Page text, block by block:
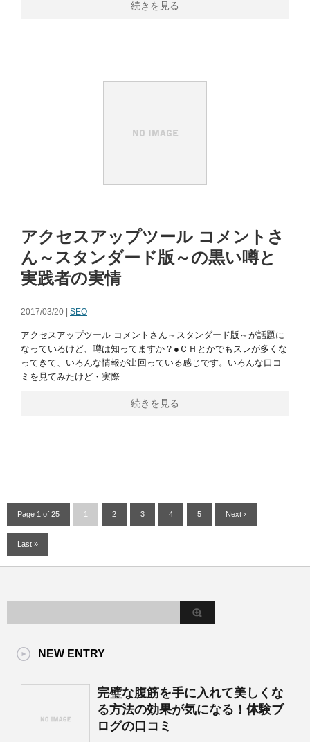
続きを見る
アクセスアップツール コメントさ
ん～スタンダード版～の黒い噂と
実践者の実情
2017/03/20 | SEO
アクセスアップツール コメントさん～スタンダード版～が話題に
なっているけど、噂は知ってますか？●ＣＨとかでもスレが多くな
ってきて、いろんな情報が出回っている感じです。いろんな口コ
ミを見てみたけど・実際
続きを見る
Page 1 of 25 1 2 3 4 5 Next ›
Last »
NEW ENTRY
完璧な腹筋を手に入れて美しくな
る方法の効果が気になる！体験ブ
ログの口コミ